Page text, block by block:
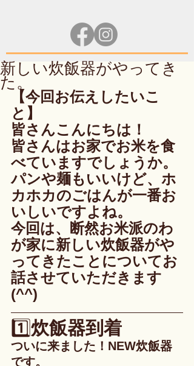
新しい炊飯器がやってき
た。
【今回お伝えしたいこ
と】
皆さんこんにちは！
皆さんはお家でお米を食
べていますでしょうか。
パンや麺もいいけど、ホ
カホカのごはんが一番お
いしいですよね。
今回は、断然お米派のわ
が家に新しい炊飯器がや
ってきたことについてお
話させていただきます
(^^)
1️⃣炊飯器到着
ついに来ました！NEW炊飯器
です。